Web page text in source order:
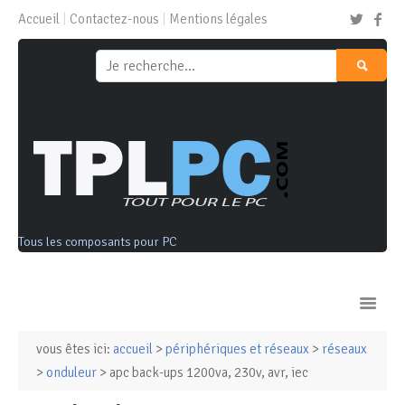
Accueil Contactez-nous Mentions légales
Tous les composants pour PC
Ordinateurs & Tablettes
vous êtes ici: accueil > périphériques et réseaux > réseaux
> onduleur > apc back-ups 1200va, 230v, avr, iec